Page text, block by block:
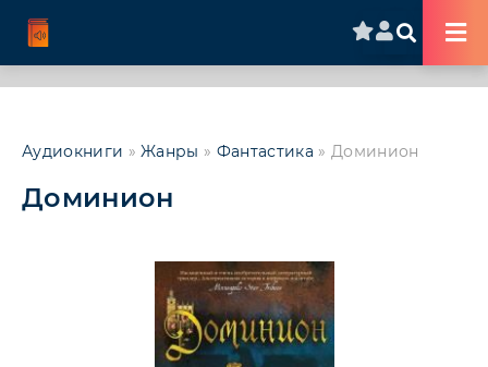
Аудиокниги »Жанры » Фантастика » Доминион
Доминион